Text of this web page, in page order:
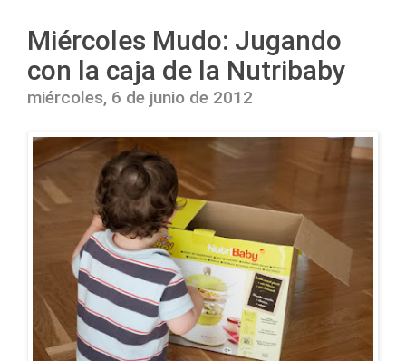
Miércoles Mudo: Jugando
con la caja de la Nutribaby
miércoles, 6 de junio de 2012